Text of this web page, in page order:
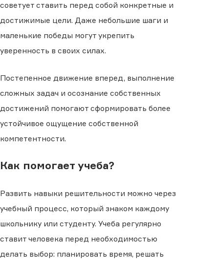
советует ставить перед собой конкретные и
достижимые цели. Даже небольшие шаги и
маленькие победы могут укрепить
уверенность в своих силах.
Постепенное движение вперед, выполнение
сложных задач и осознание собственных
достижений помогают сформировать более
устойчивое ощущение собственной
компетентности.
Как помогает учеба?
Развить навыки решительности можно через
учебный процесс, который знаком каждому
школьнику или студенту. Учеба регулярно
ставит человека перед необходимостью
делать выбор: планировать время, решать